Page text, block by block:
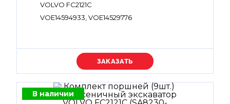
VOLVO FC2121C
VOE14594933, VOE14529776
Уточняйте цену
В наличии